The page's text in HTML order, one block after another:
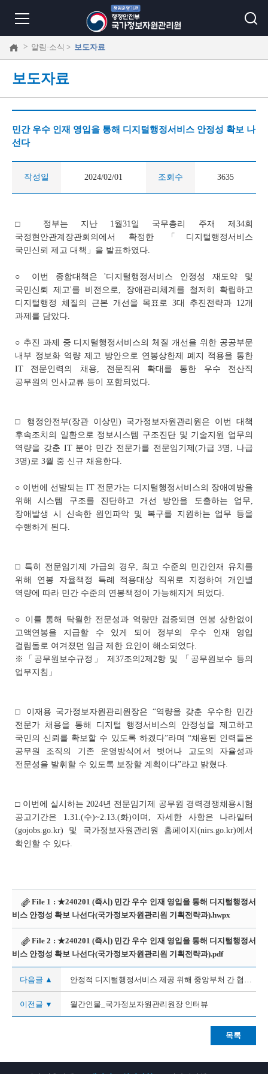
> 알림·소식 > 보도자료
보도자료
민간 우수 인재 영입을 통해 디지털행정서비스 안정성 확보 나
선다
작성일 2024/02/01 조회수 3635
□ 정부는 지난 1월31일 국무총리 주재 제34회
국정현안관계장관회의에서 확정한 「디지털행정서비스
국민신뢰 제고 대책」을 발표하였다.
○ 이번 종합대책은 '디지털행정서비스 안정성 재도약 및
국민신뢰 제고'를 비전으로, 장애관리체계를 철저히 확립하고
디지털행정 체질의 근본 개선을 목표로 3대 추진전략과 12개
과제를 담았다.
○ 추진 과제 중 디지털행정서비스의 체질 개선을 위한 공공부문
내부 정보화 역량 제고 방안으로 연봉상한제 폐지 적용을 통한
IT 전문인력의 채용, 전문직위 확대를 통한 우수 전산직
공무원의 인사교류 등이 포함되었다.
□ 행정안전부(장관 이상민) 국가정보자원관리원은 이번 대책
후속조치의 일환으로 정보시스템 구조진단 및 기술지원 업무의
역량을 갖춘 IT 분야 민간 전문가를 전문임기제(가급 3명, 나급
3명)로 3월 중 신규 채용한다.
○ 이번에 선발되는 IT 전문가는 디지털행정서비스의 장애예방을
위해 시스템 구조를 진단하고 개선 방안을 도출하는 업무,
장애발생 시 신속한 원인파악 및 복구를 지원하는 업무 등을
수행하게 된다.
□ 특히 전문임기제 가급의 경우, 최고 수준의 민간인재 유치를
위해 연봉 자율책정 특례 적용대상 직위로 지정하여 개인별
역량에 따라 민간 수준의 연봉책정이 가능해지게 되었다.
○ 이를 통해 탁월한 전문성과 역량만 검증되면 연봉 상한없이
고액연봉을 지급할 수 있게 되어 정부의 우수 인재 영입
걸림돌로 여겨졌던 임금 제한 요인이 해소되었다.
※「공무원보수규정」 제37조의2제2항 및 「공무원보수 등의
업무지침」
□ 이재용 국가정보자원관리원장은 “역량을 갖춘 우수한 민간
전문가 채용을 통해 디지털 행정서비스의 안정성을 제고하고
국민의 신뢰를 확보할 수 있도록 하겠다”라며 “채용된 인력들은
공무원 조직의 기존 운영방식에서 벗어나 고도의 자율성과
전문성을 발휘할 수 있도록 보장할 계획이다”라고 밝혔다.
□ 이번에 실시하는 2024년 전문임기제 공무원 경력경쟁채용시험
공고기간은 1.31.(수)~2.13.(화)이며, 자세한 사항은 나라일터
(gojobs.go.kr) 및 국가정보자원관리원 홈페이지(nirs.go.kr)에서
확인할 수 있다.
File 1 : ★240201 (즉시) 민간 우수 인재 영입을 통해 디지털행정서
비스 안정성 확보 나선다(국가정보자원관리원 기획전략과).hwpx
File 2 : ★240201 (즉시) 민간 우수 인재 영입을 통해 디지털행정서
비스 안정성 확보 나선다(국가정보자원관리원 기획전략과).pdf
다음글 ▲ 안정적 디지털행정서비스 제공 위해 중앙부처 간 협력 강화
이전글 ▼ 월간인물_국가정보자원관리원장 인터뷰
목록